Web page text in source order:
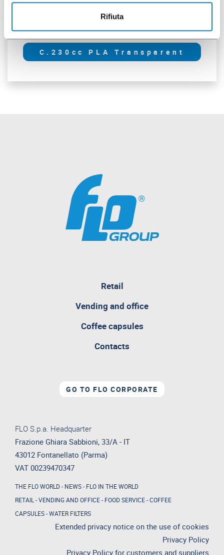
Rifiuta
C.230cc PLA Transparent
Retailpagina
aperta
Vending and office
Coffee capsules
Contacts
GO TO FLO CORPORATE
FLO S.p.a. Headquarter
Frazione Ghiara Sabbioni, 33/A - IT
43012 Fontanellato (Parma)
VAT 00239470347
THE FLO WORLD- NEWS- FLO IN THE WORLD
RETAIL -VENDING AND OFFICE- FOOD SERVICE-COFFEE
CAPSULES-WATER FILTERS
Extended privacy notice on the use of cookies
Privacy Policy
Privacy Policy for customers and suppliers